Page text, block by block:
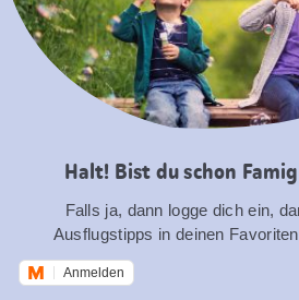
Halt! Bist du schon
Falls ja, dann logge dich ein,
Ausflugstipps in deinen
Anmelden